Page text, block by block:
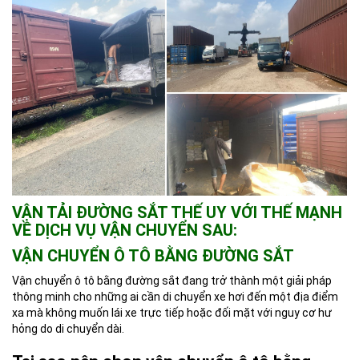
VẬN TẢI ĐƯỜNG SẮT THẾ UY VỚI THẾ MẠNH
VỀ DỊCH VỤ VẬN CHUYỂN SAU:
VẬN CHUYỂN Ô TÔ BẰNG ĐƯỜNG SẮT
Vận chuyển ô tô bằng đường sắt đang trở thành một giải pháp
thông minh cho những ai cần di chuyển xe hơi đến một địa điểm
xa mà không muốn lái xe trực tiếp hoặc đối mặt với nguy cơ hư
hỏng do di chuyển dài.